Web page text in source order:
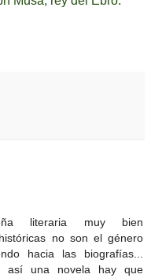
literaria muy bien
no son el género
hacia las biografías...
así una novela hay que